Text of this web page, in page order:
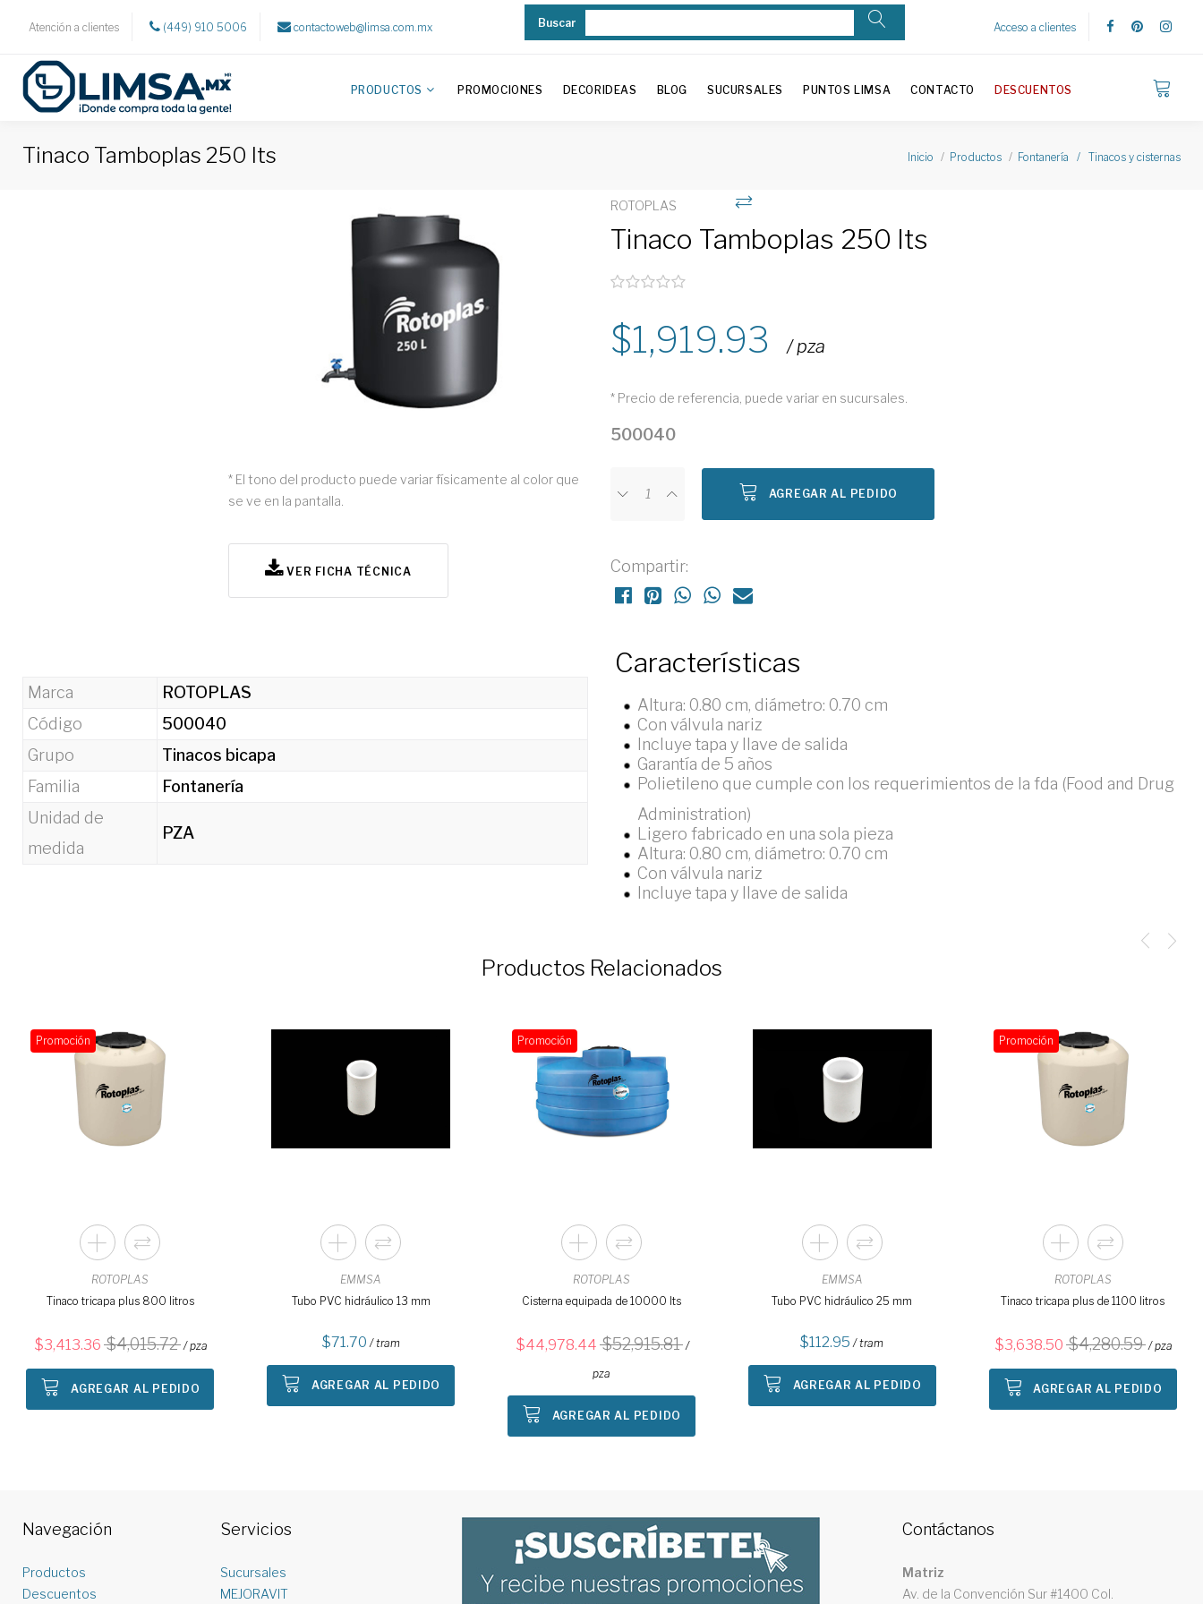
Atención a clientes (449) 910 5006 contactoweb@limsa.com.mx Buscar Acceso a clientes
PRODUCTOS PROMOCIONES DECORIDEAS BLOG SUCURSALES PUNTOS LIMSA CONTACTO DESCUENTOS
Tinaco Tamboplas 250 lts Inicio Productos Fontanería / Tinacos y cisternas
* El tono del producto puede variar físicamente al color que
se ve en la pantalla.
VER FICHA TÉCNICA
ROTOPLAS
Tinaco Tamboplas 250 lts
1,919.93 / pza
* Precio de referencia, puede variar en sucursales.
500040
AGREGAR AL PEDIDO
Compartir:
Marca
ROTOPLAS
Código
500040
Grupo
Tinacos bicapa
Familia
Fontanería
Unidad de
medida
PZA
Características
Altura: 0.80 cm, diámetro: 0.70 cm
Con válvula nariz
Incluye tapa y llave de salida
Garantía de 5 años
Polietileno que cumple con los requerimientos de la fda (Food and Drug
Administration)
Ligero fabricado en una sola pieza
Altura: 0.80 cm, diámetro: 0.70 cm
Con válvula nariz
Incluye tapa y llave de salida
Productos Relacionados
Promoción
ROTOPLAS
Tinaco tricapa plus 800 litros
3,413.36 4,015.72 / pza
AGREGAR AL PEDIDO
EMMSA
Tubo PVC hidráulico 13 mm
71.70 / tram
AGREGAR AL PEDIDO
Promoción
ROTOPLAS
Cisterna equipada de 10000 lts
44,978.44 52,915.81 /
pza
AGREGAR AL PEDIDO
EMMSA
Tubo PVC hidráulico 25 mm
112.95 / tram
AGREGAR AL PEDIDO
Promoción
ROTOPLAS
Tinaco tricapa plus de 1100 litros
3,638.50 4,280.59 / pza
AGREGAR AL PEDIDO
Navegación
Productos
Descuentos
Servicios
Sucursales
MEJORAVIT
Contáctanos
Matriz
Av. de la Convención Sur #1400 Col.